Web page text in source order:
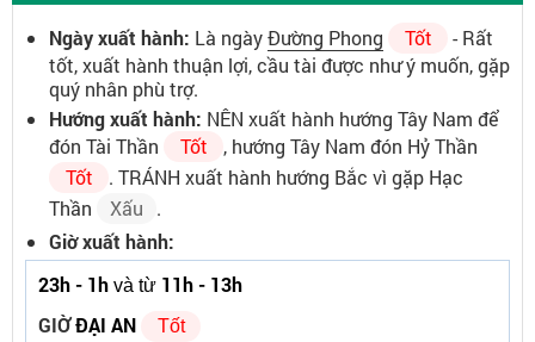
Ngày xuất hành: Là ngàyĐường Phong Tốt
- Rất
tốt, xuất hành thuận lợi, cầu tài được như ý muốn, gặp
quý nhân phù trợ.
Hướng xuất hành: NÊN xuất hành hướng Tây Nam để
đón Tài Thần
Tốt
, hướng Tây Nam đón Hỷ Thần
Tốt
. TRÁNH xuất hành hướng Bắc vì gặp Hạc
Thần
Xấu
.
Giờ xuất hành:
23h - 1h và từ 11h - 13h
GIỜĐẠI AN
Tốt